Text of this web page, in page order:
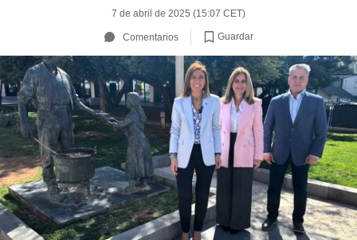
7 de abril de 2025 (15:07 CET)
Comentarios Guardar